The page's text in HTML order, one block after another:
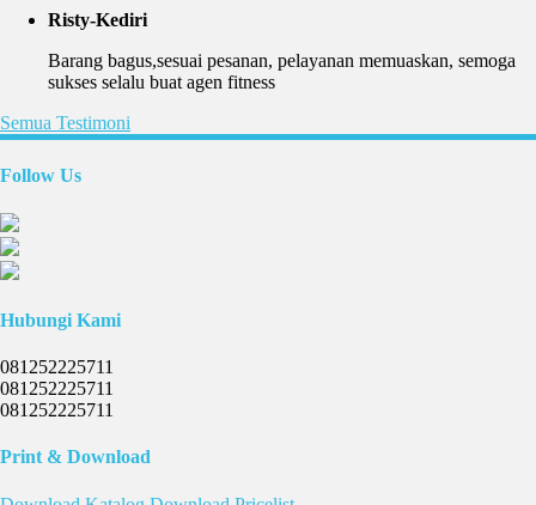
Risty-Kediri
Barang bagus,sesuai pesanan, pelayanan memuaskan, semoga
sukses selalu buat agen fitness
Semua Testimoni
Follow Us
Hubungi Kami
081252225711
081252225711
081252225711
Print & Download